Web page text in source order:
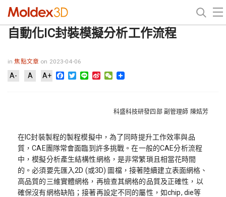
自動化IC封裝模擬分析工作流程
in焦點文章 on 2023-04-06
A- A A+ Facebook
Twitter
Line Sina WeChat
科盛科技研發四部 副管理師 陳姞芳
在IC封裝製程的製程模擬中，為了同時提升工作效率與品
質，CAE團隊常會面臨到許多挑戰。在一般的CAE分析流程
中，模擬分析產生結構性網格，是非常繁瑣且相當花時間
的。必須要先匯入2D (或3D) 圖檔，接著陸續建立表面網格、
高品質的三維實體網格，再檢查其網格的品質及正確性，以
確保沒有網格缺陷；接著再設定不同的屬性，如chip, die等